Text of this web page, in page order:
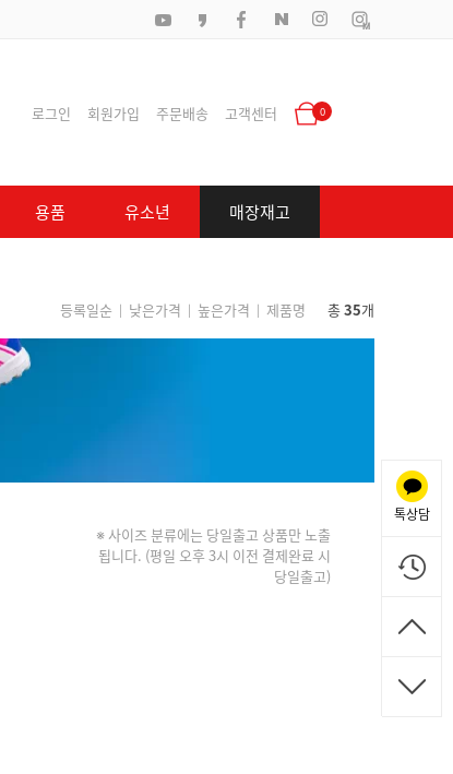
로그인 회원가입 주문배송 고객센터 0
용품 유소년 매장재고
등록일순 | 낮은가격 | 높은가격 | 제품명 총35개
※ 사이즈 분류에는 당일출고 상품만 노출
됩니다. (평일 오후 3시 이전 결제완료 시
당일출고)
톡상담